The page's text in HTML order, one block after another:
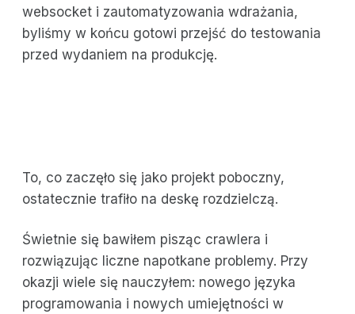
websocket i zautomatyzowania wdrażania,
byliśmy w końcu gotowi przejść do testowania
przed wydaniem na produkcję.
To, co zaczęło się jako projekt poboczny,
ostatecznie trafiło na deskę rozdzielczą.
Świetnie się bawiłem pisząc crawlera i
rozwiązując liczne napotkane problemy. Przy
okazji wiele się nauczyłem: nowego języka
programowania i nowych umiejętności w